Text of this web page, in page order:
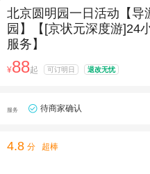
北京圆明园一日活动【导
园】【[京状元深度游]24
服务】
¥88起 可订明日 退改无忧
服务 待商家确认
4.8 分 超棒